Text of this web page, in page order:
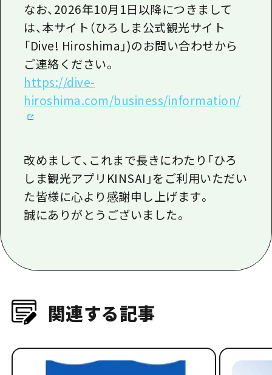
よくあるご質問
メディア掲載情報
フォトダウンロード
関連リンク
なお、 2026年10月1日以降につきまして
は、本サイト（ひろしま公式観光サイト
「Dive! Hiroshima 」)のお問い合わせから
ご連絡ください。
https://dive-
hiroshima.com/business/information/
改めまして、これまで長きにわたり「ひろ
しま観光アプリ KINSAI 」をご利用いただい
た皆様に心より感謝申し上げます。
誠にありがとうございました。
関連する記事